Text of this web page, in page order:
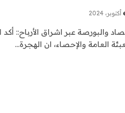
والبورصة عبر اشراق الأرباح::
العامة والإحصاء، ان الهجرة…